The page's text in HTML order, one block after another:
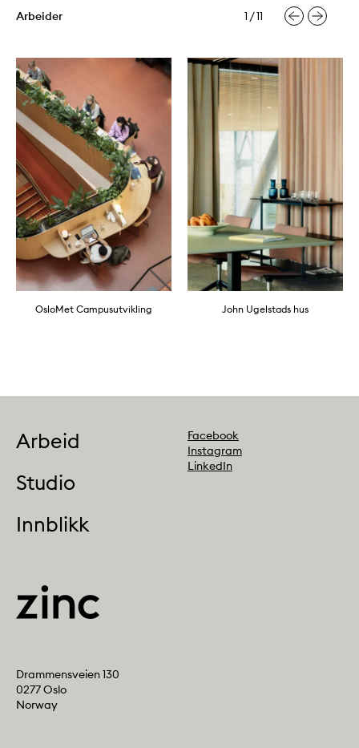
Arbeider Slide av 11
1 / 11
OsloMet Campusutvikling John Ugelstads hus
Arbeid
Studio
Innblikk
Follow us
Facebook
Instagram
LinkedIn
Address
Drammensveien 130
0277 Oslo
Norway